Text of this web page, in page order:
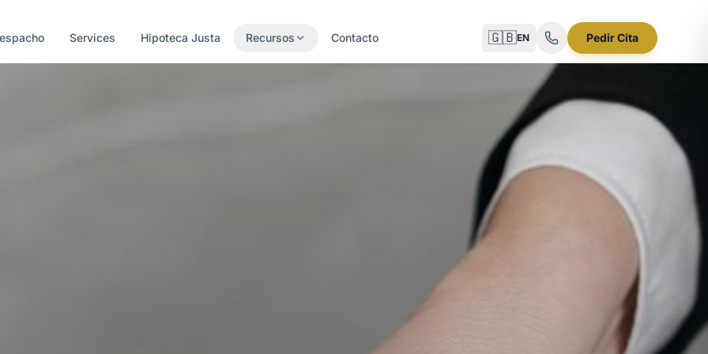
Services Hipoteca Justa Recursos Contacto 🇬🇧EN Pedir Cita